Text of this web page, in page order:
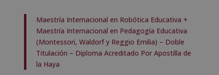
Maestría Internacional en Robótica Educativa +
Maestría Internacional en Pedagogía Educativa
(Montessori, Waldorf y Reggio Emilia) – Doble
Titulación – Diploma Acreditado Por Apostilla de
la Haya